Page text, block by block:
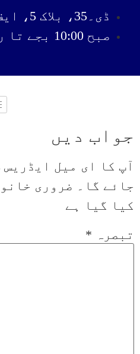
ڈی۔35، بلاک 5، ایف بی ایریا، کراچی
صبح 10:00 بجے تا رات 9:00 بجے
جواب دیں
آپ کا ای میل ایڈریس
جائے گا۔ ضروری
کیا گیا ہے
تبصرہ *